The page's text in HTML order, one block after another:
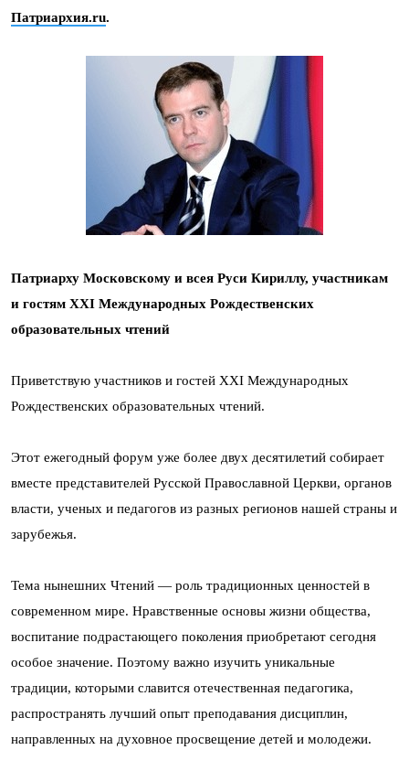
Патриархия.ru.
Патриарху Московскому и всея Руси Кириллу, участникам
и гостям XXI Международных Рождественских
образовательных чтений
Приветствую участников и гостей XXI Международных
Рождественских образовательных чтений.
Этот ежегодный форум уже более двух десятилетий собирает
вместе представителей Русской Православной Церкви, органов
власти, ученых и педагогов из разных регионов нашей страны и
зарубежья.
Тема нынешних Чтений — роль традиционных ценностей в
современном мире. Нравственные основы жизни общества,
воспитание подрастающего поколения приобретают сегодня
особое значение. Поэтому важно изучить уникальные
традиции, которыми славится отечественная педагогика,
распространять лучший опыт преподавания дисциплин,
направленных на духовное просвещение детей и молодежи.